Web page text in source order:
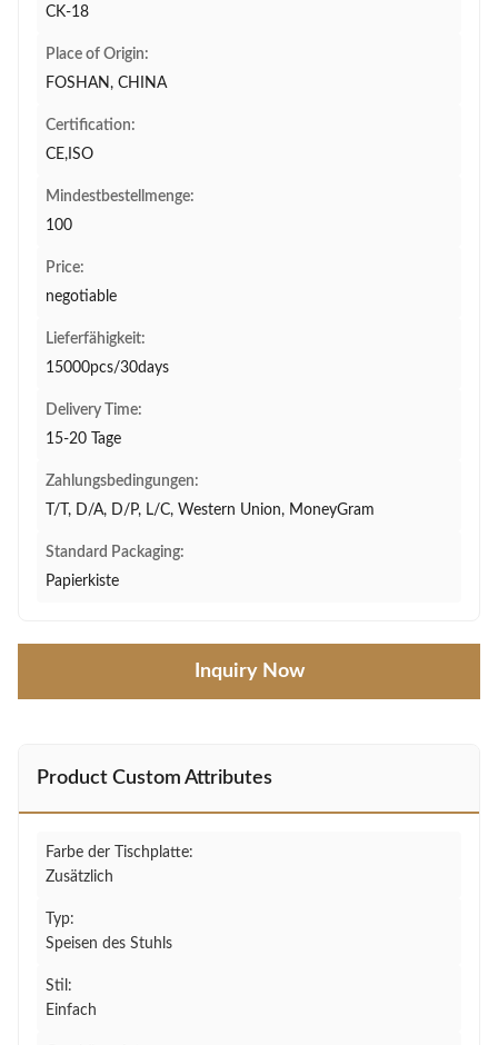
CK-18
Place of Origin:
FOSHAN, CHINA
Certification:
CE,ISO
Mindestbestellmenge:
100
Price:
negotiable
Lieferfähigkeit:
15000pcs/30days
Delivery Time:
15-20 Tage
Zahlungsbedingungen:
T/T, D/A, D/P, L/C, Western Union, MoneyGram
Standard Packaging:
Papierkiste
Inquiry Now
Product Custom Attributes
Farbe der Tischplatte:
Zusätzlich
Typ:
Speisen des Stuhls
Stil:
Einfach